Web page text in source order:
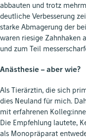
abbauten und trotz
deutliche Verbesserung
starke Abmagerung der
waren riesige Zahnhaken
und zum Teil
Anästhesie – aber wie?
Als Tierärztin, die sich
dies Neuland für mich.
mit erfahrenen
Die Empfehlung lautete,
als Monopräparat